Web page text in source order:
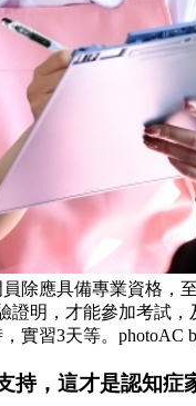
除應具備專業資格，
證明，才能參加考試，
實習3天等。photoAC
持，這才是認知症